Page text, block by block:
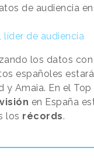
de audiencia en
líder de audiencia
los datos
españoles
y Amaia. En el
en España
los récords.